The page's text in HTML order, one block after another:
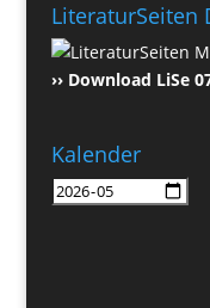
LiteraturSeiten
›› Download LiSe
Kalender